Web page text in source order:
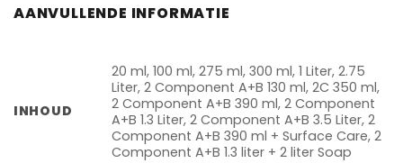
AANVULLENDE INFORMATIE
INHOUD
20 ml, 100 ml, 275 ml, 300 ml, 1 Liter, 2.75
Liter, 2 Component A+B 130 ml, 2C 350 ml,
2 Component A+B 390 ml, 2 Component
A+B 1.3 Liter, 2 Component A+B 3.5 Liter, 2
Component A+B 390 ml + Surface Care, 2
Component A+B 1.3 liter + 2 liter Soap